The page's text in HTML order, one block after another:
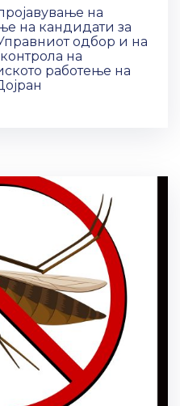
на
на кандидати за
одбор и на
на
работење на